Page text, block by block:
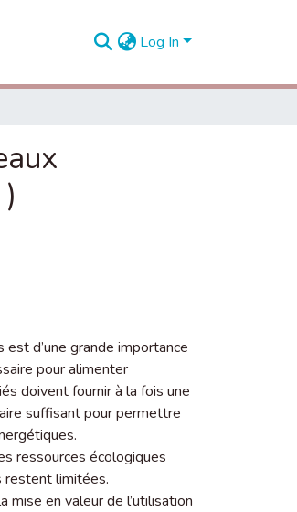
Log In
d’une grande importance
pour alimenter
doivent fournir à la fois une
suffisant pour permettre
ressources écologiques
restent limitées.
mise en valeur de l’utilisation